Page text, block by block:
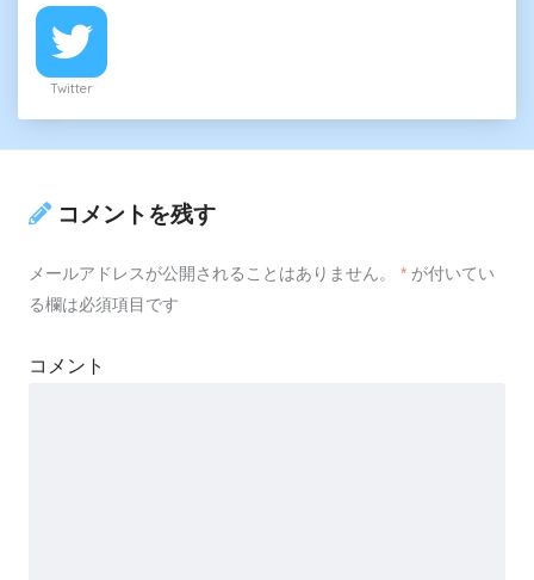
Twitter
コメントを残す
メールアドレスが公開されることはありません。 * が付いてい
る欄は必須項目です
コメント